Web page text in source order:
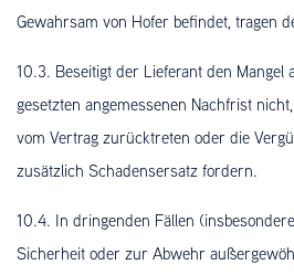
Gewahrsam von Hofer befindet, tragen
10.3. Beseitigt der Lieferant den Mangel
gesetzten angemessenen Nachfrist
vom Vertrag zurücktreten oder die
zusätzlich Schadensersatz fordern.
10.4. In dringenden Fällen
Sicherheit oder zur Abwehr